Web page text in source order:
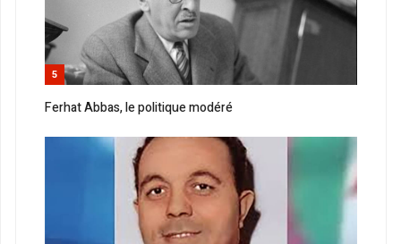
5
Ferhat Abbas, le politique modéré